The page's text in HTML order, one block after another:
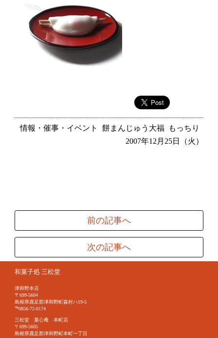
情報・催事・イベント 餅まんじゅう大福
もっちり
2007年12月25日（火）
前の記事へ
次の記事へ
和菓子処 三松堂
津和野本店
〒699-5604
島根県鹿足郡津和野町森村ハ19-5
℡0856-72-0174
三松堂 菓心庵 本町店
〒699-5605
島根県鹿足郡津和野町本町一丁目